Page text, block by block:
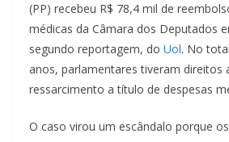
(PP) recebeu R$ 78,4 mil de
médicas da Câmara dos Deputados
segundo reportagem, do Uol. No
anos, parlamentares tiveram direitos
ressarcimento a título de despesas
O caso virou um escândalo porque